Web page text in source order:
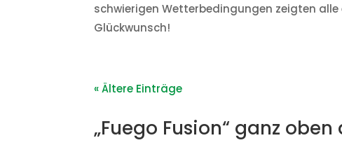
schwierigen Wetterbedingungen zeigten
Glückwunsch!
« Ältere Einträge
„Fuego Fusion“ ganz